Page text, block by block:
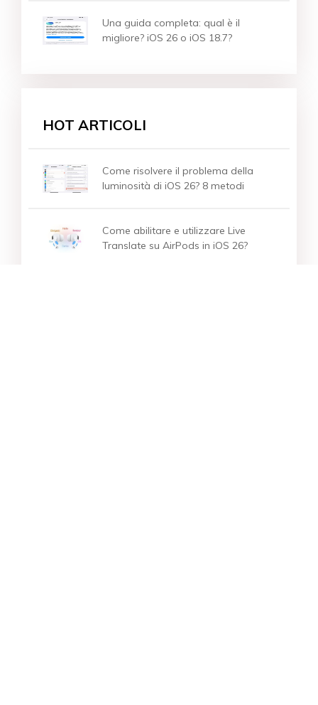
Una guida completa: qual è il
migliore? iOS 26 o iOS 18.7?
HOT ARTICOLI
Come risolvere il problema della
luminosità di iOS 26? 8 metodi
Come abilitare e utilizzare Live
Translate su AirPods in iOS 26?